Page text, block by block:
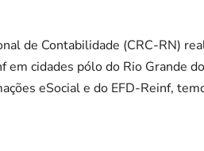
de Contabilidade (CRC-RN)
em cidades pólo do Rio Grande
eSocial e do EFD-Reinf,